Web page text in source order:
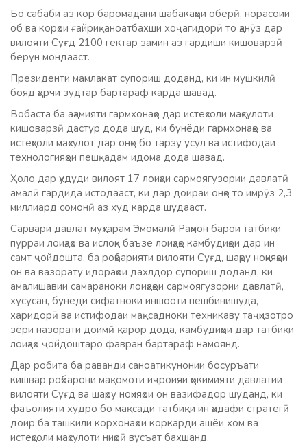
Бо сабаби аз кор баромадани шабакаҳои обёрӣ, норасоии
об ва корҳои ғайриқаноатбахши хоҷагидорӣ то ҳанӯз дар
вилояти Суғд 2100 гектар замин аз гардиши кишоварзӣ
берун мондааст.
Президенти мамлакат супориш доданд, ки ин мушкилӣ
бояд ҳарчи зудтар бартараф карда шавад.
Вобаста ба аҳамияти гармхонаҳо дар истеҳсоли маҳсулоти
кишоварзӣ дастур дода шуд, ки бунёди гармхонаҳо ва
истеҳсоли маҳсулот дар онҳо бо тарзу усул ва истифодаи
технологияҳои пешқадам идома дода шавад.
Ҳоло дар ҳудуди вилоят 17 лоиҳаи сармоягузории давлатӣ
амалӣ гардида истодааст, ки дар доираи онҳо то имрӯз 2,3
миллиард сомонӣ аз худ карда шудааст.
Сарвари давлат муҳтарам Эмомалӣ Раҳмон барои татбиқи
пурраи лоиҳаҳо ва ислоҳи баъзе лоиҳаҳо камбудиҳои дар ин
самт ҷойдошта, ба роҳбарияти вилояти Суғд, шаҳру ноҳияҳои
он ва вазорату идораҳои дахлдор супориш доданд, ки
амалишавии самараноки лоиҳаҳои сармоягузории давлатӣ,
хусусан, бунёди сифатноки иншооти пешбинишуда,
харидорӣ ва истифодаи мақсадноки техникаву таҷҳизотро
зери назорати доимӣ қарор дода, камбудиҳои дар татбиқи
лоиҳаҳо ҷойдоштаро фавран бартараф намоянд.
Дар робита ба раванди саноатикунонии босуръати
кишвар роҳбарони мақомоти иҷроияи ҳокимияти давлатии
вилояти Суғд ва шаҳру ноҳияҳои он вазифадор шуданд, ки
фаъолияти худро бо мақсади татбиқи ин ҳадафи стратегӣ
доир ба ташкили корхонаҳои коркарди ашёи хом ва
истеҳсоли маҳсулоти ниҳоӣ вусъат бахшанд.